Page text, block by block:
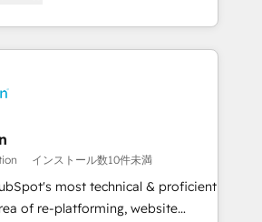
one Dedicated HubSpot
over 25,000+ customers so
to work hand-in-hand with your
complex and build a better
team and customers.
インストール数10件未満
most technical & proficient
of re-platforming, website